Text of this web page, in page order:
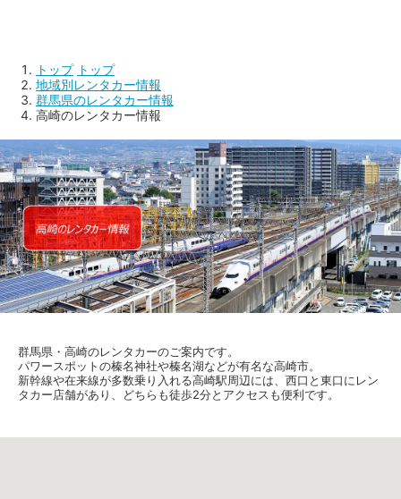
トップ トップ
地域別レンタカー情報
群馬県のレンタカー情報
高崎のレンタカー情報
群馬県・高崎のレンタカーのご案内です。
パワースポットの榛名神社や榛名湖などが有名な高崎市。
新幹線や在来線が多数乗り入れる高崎駅周辺には、西口と東口にレン
タカー店舗があり、どちらも徒歩2分とアクセスも便利です。